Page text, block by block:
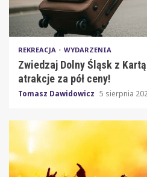
REKREACJA WYDARZENIA
Zwiedzaj Dolny Śląsk z
atrakcje za pół ceny!
Tomasz Dawidowicz 5 sierpnia